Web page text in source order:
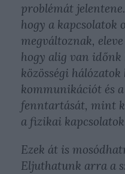
problémát
hogy a kapcsolatok
megváltoznak,
hogy alig van
közösségi
kommunikációt és
fenntartását, mint
a fizikai
Ezek át is
Eljuthatunk arra a